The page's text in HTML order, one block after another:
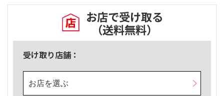
お店で受け取る
（送料無料）
受け取り店舗：
お店を選ぶ